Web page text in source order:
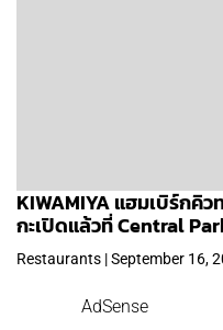
KIWAMIYA แฮมเบิร์กคิ
กะเปิดแล้วที่ Central
Restaurants | September 16,
AdSense